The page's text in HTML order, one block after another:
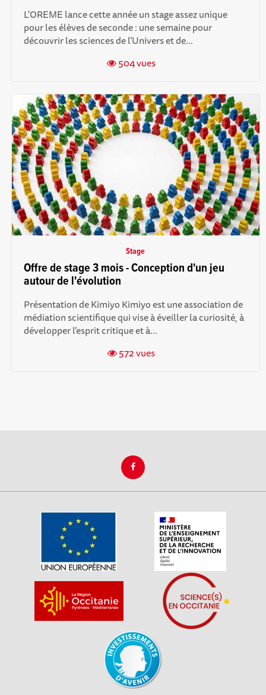
L'OREME lance cette année un stage assez unique
pour les élèves de seconde : une semaine pour
découvrir les sciences de l’Univers et de...
504 vues
Stage
Offre de stage 3 mois - Conception d'un jeu
autour de l'évolution
Présentation de Kimiyo Kimiyo est une association de
médiation scientifique qui vise à éveiller la curiosité, à
développer l’esprit critique et à...
572 vues